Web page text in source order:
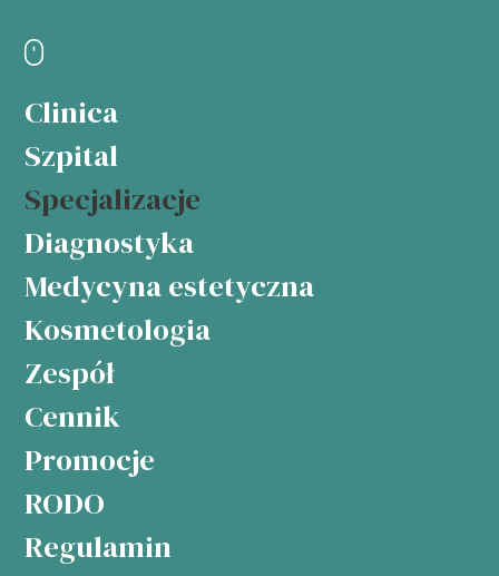
Clinica
Szpital
Specjalizacje
Diagnostyka
Medycyna estetyczna
Kosmetologia
Zespół
Cennik
Promocje
RODO
Regulamin